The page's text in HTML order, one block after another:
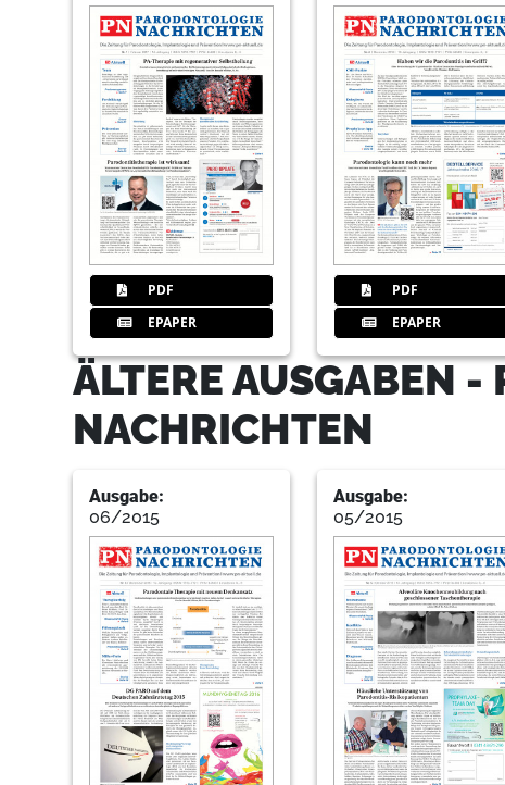
PDF
EPAPER
PDF
EPAPER
ÄLTERE AUSGABEN
NACHRICHTEN
Ausgabe:
06/2015
Ausgabe:
05/2015